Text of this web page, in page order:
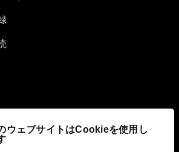
ウェブサイトはCookieを使用し
の取り組み